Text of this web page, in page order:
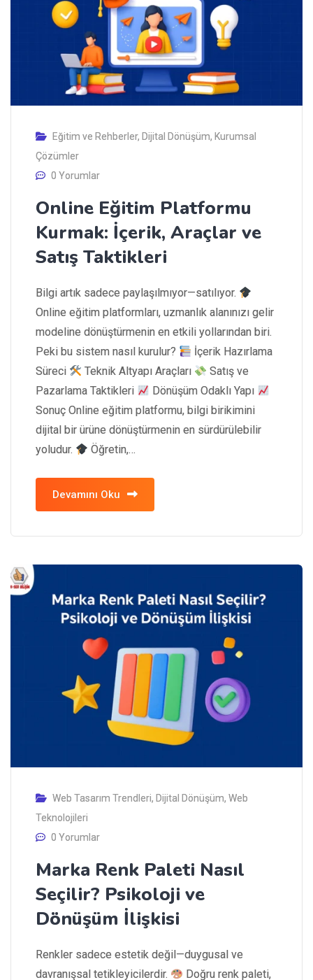
Eğitim ve Rehberler, Dijital Dönüşüm, Kurumsal
Çözümler
0 Yorumlar
Online Eğitim Platformu
Kurmak: İçerik, Araçlar ve
Satış Taktikleri
Bilgi artık sadece paylaşılmıyor—satılıyor.
Online eğitim platformları, uzmanlık alanınızı gelir
modeline dönüştürmenin en etkili yollarından biri.
Peki bu sistem nasıl kurulur?
İçerik Hazırlama
Süreci
Teknik Altyapı Araçları
Satış ve
Pazarlama Taktikleri
Dönüşüm Odaklı Yapı
Sonuç Online eğitim platformu, bilgi birikimini
dijital bir ürüne dönüştürmenin en sürdürülebilir
yoludur.
Öğretin,…
Devamını Oku
Web Tasarım Trendleri, Dijital Dönüşüm, Web
Teknolojileri
0 Yorumlar
Marka Renk Paleti Nasıl
Seçilir? Psikoloji ve
Dönüşüm İlişkisi
Renkler sadece estetik değil—duygusal ve
davranışsal tetikleyicilerdir.
Doğru renk paleti,